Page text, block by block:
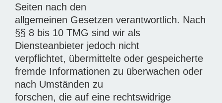
Seiten nach den
allgemeinen Gesetzen verantwortlich. Nach
§§ 8 bis 10 TMG sind wir als
Diensteanbieter jedoch nicht
verpflichtet, übermittelte oder gespeicherte
fremde Informationen zu überwachen oder
nach Umständen zu
forschen, die auf eine rechtswidrige